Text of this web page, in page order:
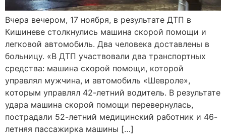
Вчера вечером, 17 ноября, в результате ДТП в
Кишиневе столкнулись машина скорой помощи и
легковой автомобиль. Два человека доставлены в
больницу. «В ДТП участвовали два транспортных
средства: машина скорой помощи, которой
управлял мужчина, и автомобиль «Шевроле»,
которым управлял 42-летний водитель. В результате
удара машина скорой помощи перевернулась,
пострадали 52-летний медицинский работник и 46-
летняя пассажирка машины […]